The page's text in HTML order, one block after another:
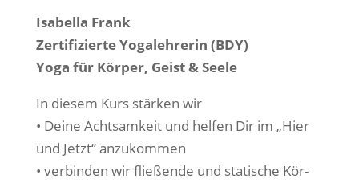
Isa­bel­la Frank
Zer­ti­fi­zier­te Yoga­leh­re­rin (BDY)
Yoga für Kör­per, Geist & Seele
In die­sem Kurs stär­ken wir
• Dei­ne Acht­sam­keit und hel­fen Dir im „Hier
und Jetzt“ anzukommen
• ver­bin­den wir flie­ßen­de und sta­ti­sche Kör­